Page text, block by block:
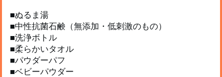
■ぬるま湯
■中性抗菌石鹸（無添加・低刺激のもの）
■洗浄ボトル
■柔らかいタオル
■パウダーパフ
■ベビーパウダー